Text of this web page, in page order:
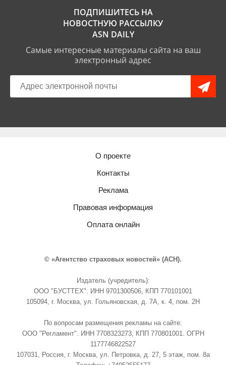
ПОДПИШИТЕСЬ НА
НОВОСТНУЮ РАССЫЛКУ
ASN DAILY
Самые интересные материалы сайта на ваш
электронный адрес
О проекте
Контакты
Реклама
Правовая информация
Оплата онлайн
© «Агентство страховых новостей» (АСН).
Издатель (учредитель):
ООО "БУСТТЕХ". ИНН 9701300506, КПП 770101001
105094, г. Москва, ул. Гольяновская, д. 7А, к. 4, пом. 2Н
По вопросам размещения рекламы на сайте:
ООО "Регламент". ИНН 7708323273, КПП 770801001. ОГРН
1177746822527
107031, Россия, г. Москва, ул. Петровка, д. 27, 5 этаж, пом. 8а